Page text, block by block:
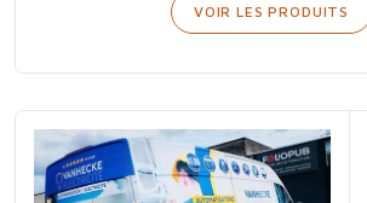
VOIR LES PRODUITS